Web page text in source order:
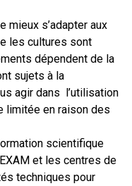
mieux s’adapter aux
les cultures sont
dépendent de la
sujets à la
agir dans l’utilisation
limitée en raison des
scientifique
et les centres de
techniques pour